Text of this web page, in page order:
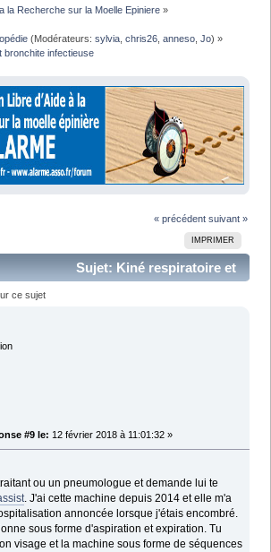
la Recherche sur la Moelle Epiniere »
(Modérateurs:sylvia ,chris26 ,anneso ,Jo) »
bronchite infectieuse
« précédent suivant »
IMPRIMER
Sujet: Kiné respiratoire et
(Lu 18809 fois)
ce sujet
#9 le: 12 février 2018 à 11:01:32 »
ou un pneumologue et demande lui te
. J'ai cette machine depuis 2014 et elle m'a
annoncée lorsque j'étais encombré.
sous forme d'aspiration et expiration. Tu
visage et la machine sous forme de séquences